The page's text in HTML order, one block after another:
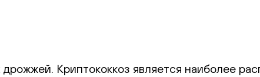
Криптококкоз является наиболее